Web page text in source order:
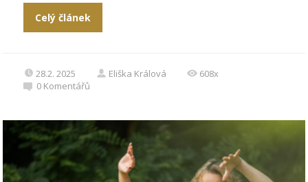
Celý článek
28.2. 2025 Eliška Králová
608x
0 Komentářů